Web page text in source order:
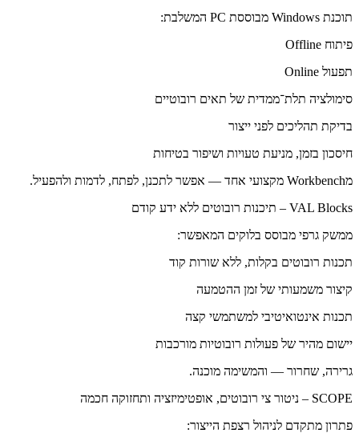
תוכנת Windows מבוססת PC המשלבת:
פיתוח Offline
תפעול Online
סימולציה תלת־ממדית של תאים רובוטיים
בדיקת תהליכים לפני ייצור
חיסכון בזמן, מניעת טעויות ושיפור בטיחות
מWorkbench מקצועי אחד — אפשר לתכנן, לפתח, לדמות ולהפעיל.
VAL Blocks – תיכנות רובוטים ללא ידע קודם
ממשק גרפי מבוסס בלוקים המאפשר:
תכנות רובוטים בקלות, ללא שורות קוד
קיצור משמעותי של זמן ההטמעה
תכנות אינטואיטיבי למשתמשי קצה
יישום מהיר של פעולות רובוטיות מורכבות
גרירה, שחרור — והמשימה מוכנה.
SCOPE – ניטור צי רובוטים, אופטימיזציה ותחזוקה חכמה
פתרון מתקדם לניהול רצפת הייצור: